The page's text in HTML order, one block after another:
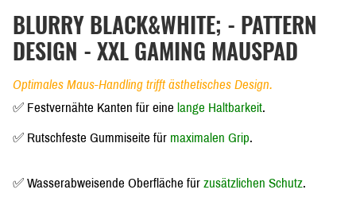
BLURRY BLACK&WHITE; - PATTERN
DESIGN - XXL GAMING MAUSPAD
Optimales Maus-Handling trifft ästhetisches Design.
✅ Festvernähte Kanten für eine lange Haltbarkeit.
✅ Rutschfeste Gummiseite für maximalen Grip.
✅ Wasserabweisende Oberfläche für zusätzlichen Schutz.